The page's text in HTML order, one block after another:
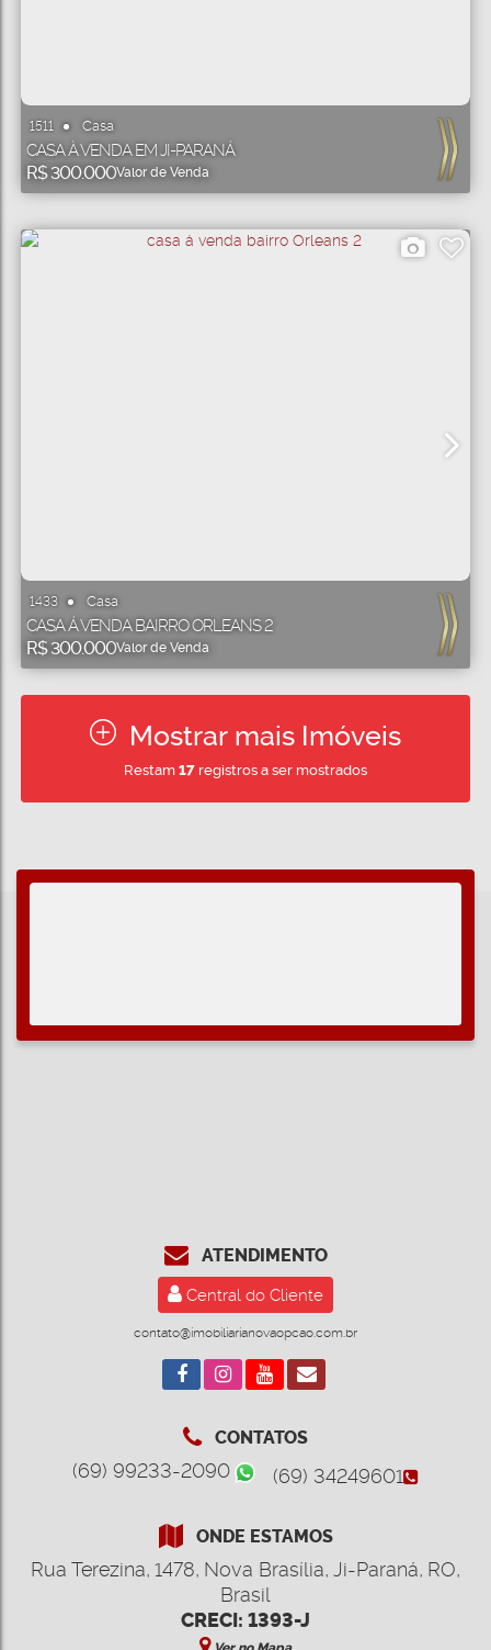
1511 Casa
R$300.000Valor de Venda
CASA À VENDA EM JI-PARANÁ
1433 Casa
R$300.000Valor de Venda
CASA Á VENDA BAIRRO ORLEANS 2
Mostrar mais Imóveis
Restam 17registros a ser mostrados
ATENDIMENTO
Central do Cliente
contato@imobiliarianovaopcao.com.br
CONTATOS
(69) 99233-2090 (69) 34249601
ONDE ESTAMOS
Rua Terezina, 1478, Nova Brasília, Ji-Paraná, RO,
Brasil
CRECI: 1393-J